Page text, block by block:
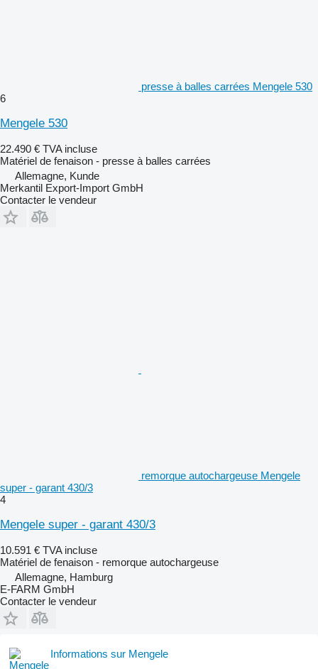
presse à balles carrées Mengele 530
6
Mengele 530
22.490 € TVA incluse
Matériel de fenaison - presse à balles carrées
Allemagne, Kunde
Merkantil Export-Import GmbH
Contacter le vendeur
remorque autochargeuse Mengele
super - garant 430/3
4
Mengele super - garant 430/3
10.591 € TVA incluse
Matériel de fenaison - remorque autochargeuse
Allemagne, Hamburg
E-FARM GmbH
Contacter le vendeur
Informations sur Mengele